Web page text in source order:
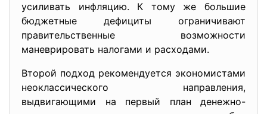
усиливать инфляцию. К тому же большие
бюджетные дефициты ограничивают
правительственные возможности
маневрировать налогами и расходами.
Второй подход рекомендуется экономистами
неоклассического направления,
выдвигающими на первый план денежно-